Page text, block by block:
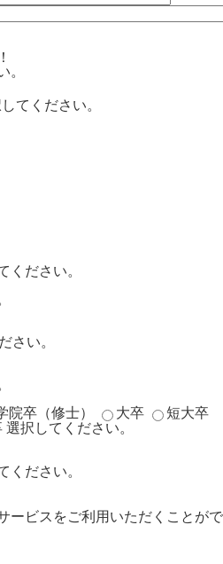
。
てください。
ください。
さい。
院卒（修士） 大卒
短大卒
選択してください。
ください。
ービスをご利用いただくことがで